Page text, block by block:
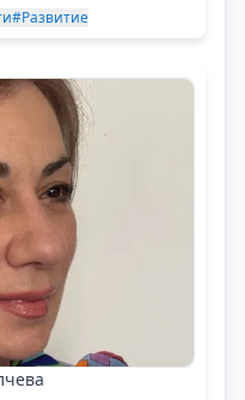
#Развитие